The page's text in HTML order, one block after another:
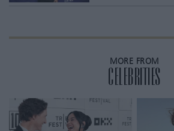
MORE FROM
CELEBRITIES